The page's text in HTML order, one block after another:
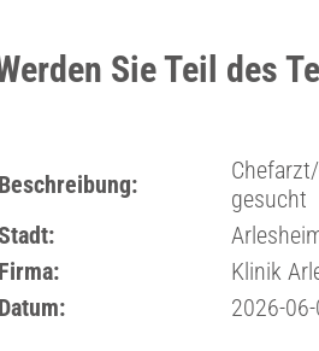
Sie Teil des
Beschreibung:
gesucht
Firma:
Klinik
Datum:
2026-